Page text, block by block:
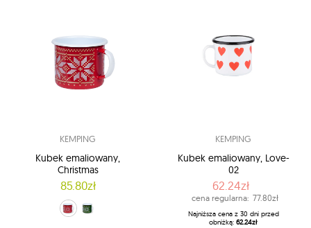
KEMPING
Kubek emaliowany,
Christmas
85.80zł
Czerwony (czerwony)
zielony (zielony)
KEMPING
Kubek emaliowany, Love-
02
62.24zł
cena regularna: 77.80zł
Najniższa cena z 30 dni przed
obniżką: 62.24zł